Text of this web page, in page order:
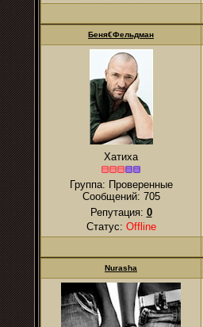
Беня€Фельдман
Хатиха
Группа: Проверенные
Сообщений: 705
Репутация: 0
Статус: Offline
Nurasha